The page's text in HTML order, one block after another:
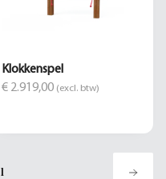
Klokkenspel
€ 2.919,00 (excl. btw)
1